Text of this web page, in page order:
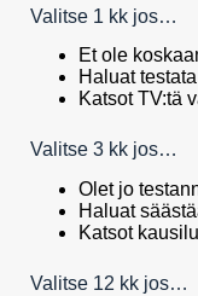
Valitse 1 kk jos…
Et ole
Haluat
Katsot TV:tä
Valitse 3 kk jos…
Olet jo
Haluat
Katsot
Valitse 12 kk jos…